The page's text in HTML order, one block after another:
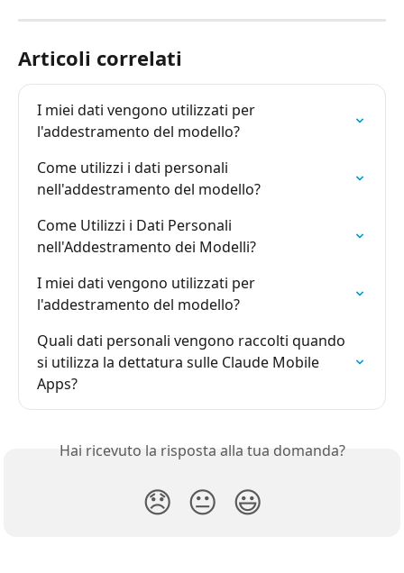
Articoli correlati
I miei dati vengono utilizzati per
l'addestramento del modello?
Come utilizzi i dati personali
nell'addestramento del modello?
Come Utilizzi i Dati Personali
nell'Addestramento dei Modelli?
I miei dati vengono utilizzati per
l'addestramento del modello?
Quali dati personali vengono raccolti quando
si utilizza la dettatura sulle Claude Mobile
Apps?
Hai ricevuto la risposta alla tua domanda?
😞 😐 😃